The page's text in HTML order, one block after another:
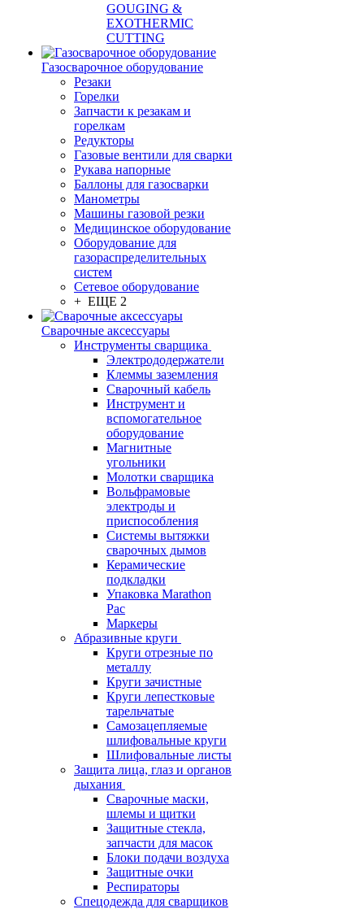
GOUGING &
EXOTHERMIC
CUTTING
Газосварочное оборудование
Резаки
Горелки
Запчасти к резакам и
горелкам
Редукторы
Газовые вентили для сварки
Рукава напорные
Баллоны для газосварки
Манометры
Машины газовой резки
Медицинское оборудование
Оборудование для
газораспределительных
систем
Сетевое оборудование
+ ЕЩЕ 2
Сварочные аксессуары
Инструменты сварщика
Электрододержатели
Клеммы заземления
Сварочный кабель
Инструмент и
вспомогательное
оборудование
Магнитные
угольники
Молотки сварщика
Вольфрамовые
электроды и
приспособления
Системы вытяжки
сварочных дымов
Керамические
подкладки
Упаковка Marathon
Pac
Маркеры
Абразивные круги
Круги отрезные по
металлу
Круги зачистные
Круги лепестковые
тарельчатые
Самозацепляемые
шлифовальные круги
Шлифовальные листы
Защита лица, глаз и органов
дыхания
Сварочные маски,
шлемы и щитки
Защитные стекла,
запчасти для масок
Блоки подачи воздуха
Защитные очки
Респираторы
Спецодежда для сварщиков